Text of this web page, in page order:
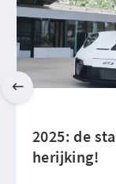
2025: de
herijking!